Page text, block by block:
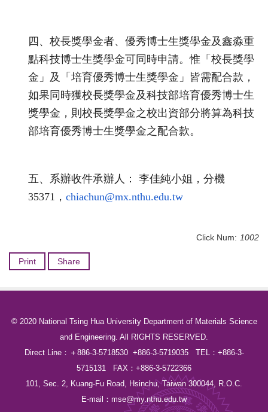
四、 校長獎學金者、 優秀博士生獎學金及鑫淼重
點科技博士生獎學金可同時申請。惟「 校長獎學
金」及「培育優秀博士生獎學金」皆需配合款，
如果同時獲校長獎學金及科技部培育優秀博士生
獎學金， 則校長獎學金之校出資部分將算為科技
部培育優秀博士生獎學金之配合款。
五、 系辦收件承辦人： 李佳純小姐，分機
35371 ， chiachun@mx.nthu.edu.tw
Click Num: 1002
Print Share
© 2020 National Tsing Hua University Department of Materials Science
and Engineering. All RIGHTS RESERVED.
Direct Line：＋886-3-5718530 +886-3-5719035 TEL：+886-3-
5715131 FAX：+886-3-5722366
101, Sec. 2, Kuang-Fu Road, Hsinchu, Taiwan 300044, R.O.C.
E-mail： mse@my.nthu.edu.tw